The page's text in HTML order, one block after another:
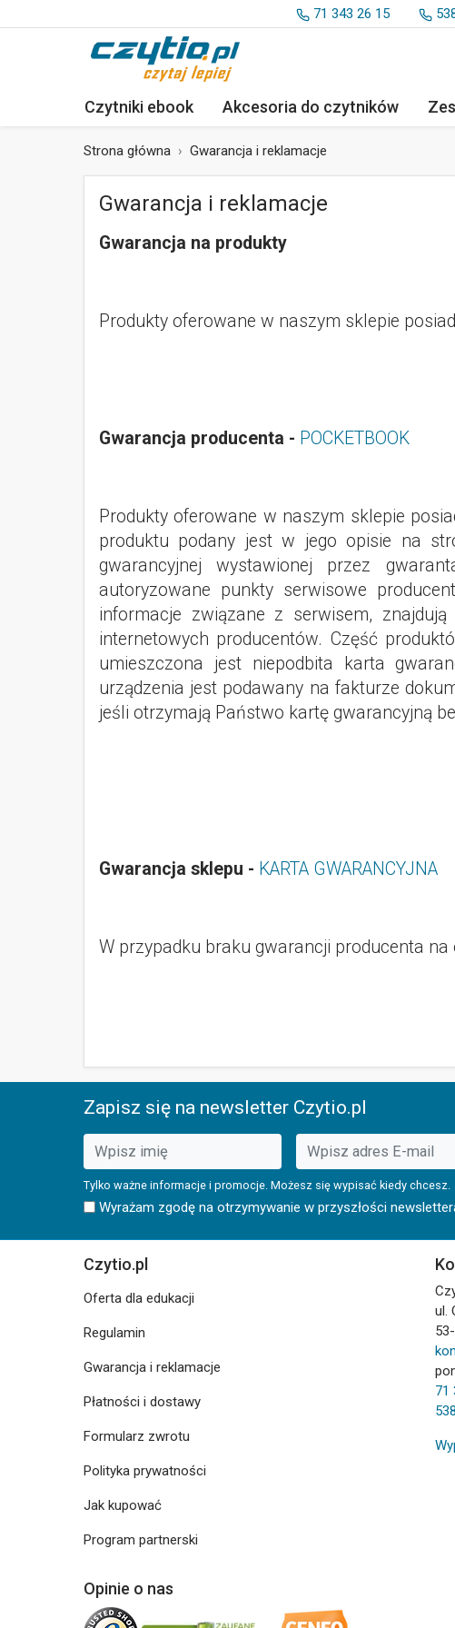
71 343 26 15
Czytniki ebook Akcesoria do czytników
Strona główna Gwarancja i reklamacje
Gwarancja i reklamacje
Gwarancja na produkty
Produkty oferowane w naszym sklepie
Gwarancja producenta - POCKETBOOK
Produkty oferowane w naszym sklepie
produktu podany jest w jego opisie na
gwarancyjnej wystawionej przez
autoryzowane punkty serwisowe
informacje związane z serwisem,
internetowych producentów. Część
umieszczona jest niepodbita karta
urządzenia jest podawany na fakturze
jeśli otrzymają Państwo kartę gwarancyjną
Gwarancja sklepu - KARTA GWARANCYJNA
W przypadku braku gwarancji producenta
Zapisz się na newsletter Czytio.pl
Tylko ważne informacje i promocje. Możesz się wypisać kiedy chcesz.
Wyrażam zgodę na otrzymywanie w przyszłości
Czytio.pl
Oferta dla edukacji
Regulamin
Gwarancja i reklamacje
Płatności i dostawy
Formularz zwrotu
Polityka prywatności
Jak kupować
Program partnerski
ul.
71
Opinie o nas